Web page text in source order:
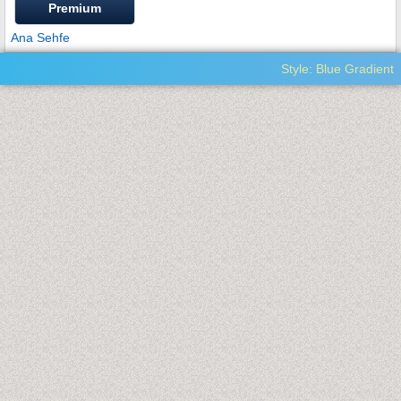
Premium
Ana Sehfe
Style: Blue Gradient